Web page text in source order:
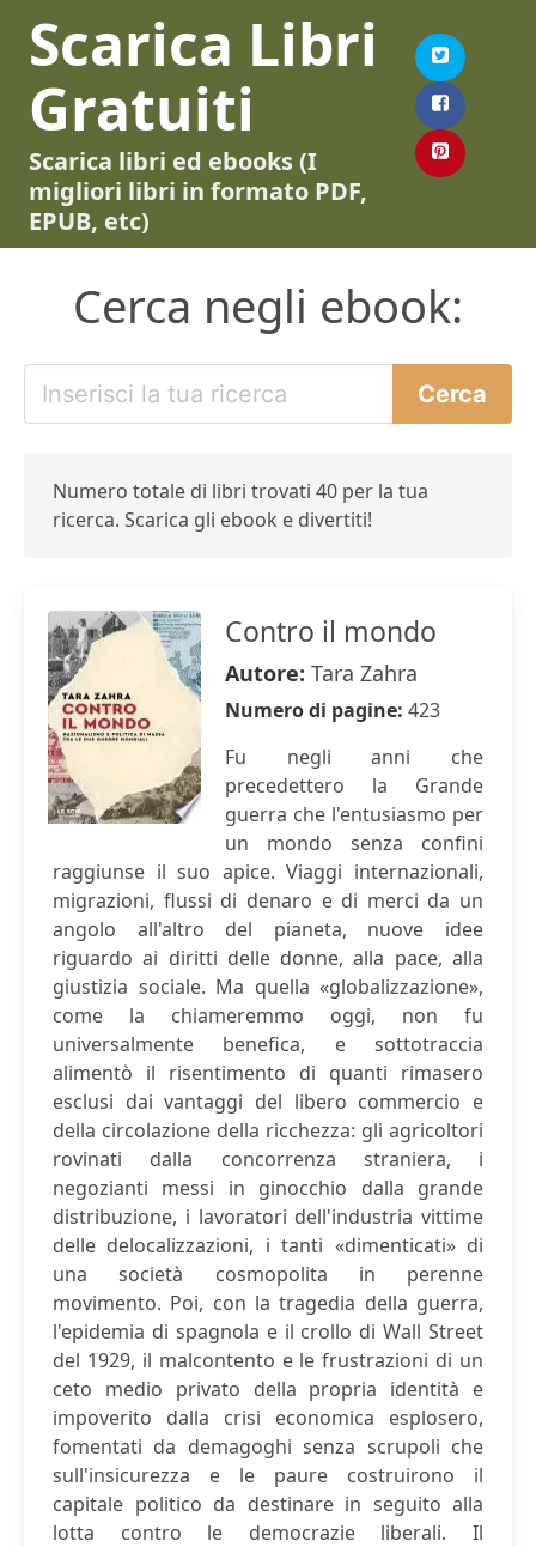
Scarica Libri
Gratuiti
Scarica libri ed ebooks (I
migliori libri in formato PDF,
EPUB, etc)
Cerca negli ebook:
Numero totale di libri trovati 40 per la tua
ricerca. Scarica gli ebook e divertiti!
Contro il mondo
Autore: Tara Zahra
Numero di pagine: 423
Fu negli anni che
precedettero la Grande
guerra che l'entusiasmo per
un mondo senza confini
raggiunse il suo apice. Viaggi internazionali,
migrazioni, flussi di denaro e di merci da un
angolo all'altro del pianeta, nuove idee
riguardo ai diritti delle donne, alla pace, alla
giustizia sociale. Ma quella «globalizzazione»,
come la chiameremmo oggi, non fu
universalmente benefica, e sottotraccia
alimentò il risentimento di quanti rimasero
esclusi dai vantaggi del libero commercio e
della circolazione della ricchezza: gli agricoltori
rovinati dalla concorrenza straniera, i
negozianti messi in ginocchio dalla grande
distribuzione, i lavoratori dell'industria vittime
delle delocalizzazioni, i tanti «dimenticati» di
una società cosmopolita in perenne
movimento. Poi, con la tragedia della guerra,
l'epidemia di spagnola e il crollo di Wall Street
del 1929, il malcontento e le frustrazioni di un
ceto medio privato della propria identità e
impoverito dalla crisi economica esplosero,
fomentati da demagoghi senza scrupoli che
sull'insicurezza e le paure costruirono il
capitale politico da destinare in seguito alla
lotta contro le democrazie liberali. Il